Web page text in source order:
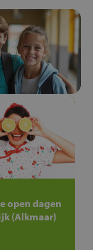
open dagen
(Alkmaar)